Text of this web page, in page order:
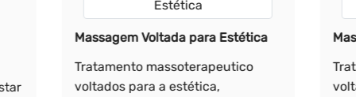
Massagem Voltada para Estética
Tratamento massoterapeutico
voltados para a estética,